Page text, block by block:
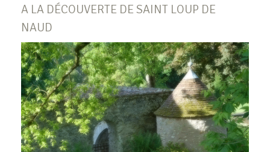
A LA DÉCOUVERTE DE SAINT LOUP DE
NAUD